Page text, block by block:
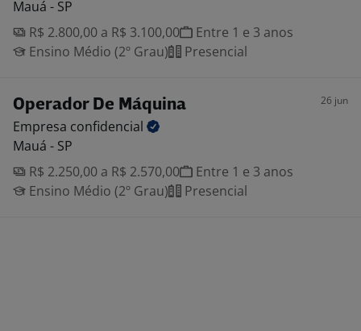
Mauá - SP
R$ 2.800,00 a R$ 3.100,00
Entre 1 e 3 anos
Ensino Médio (2º Grau)
Presencial
Operador De Máquina 26 jun
Empresa confidencial
Mauá - SP
R$ 2.250,00 a R$ 2.570,00
Entre 1 e 3 anos
Ensino Médio (2º Grau)
Presencial